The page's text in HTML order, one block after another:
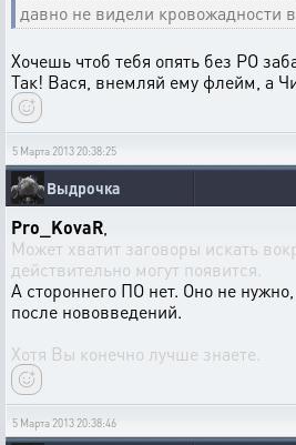
давно не видели кровожадности
Хочешь чтоб тебя опять без РО
Так! Вася, внемляй ему флейм, а
5 Марта 2013 20:38:25
Выдрочка
Pro_KovaR
Может хватит заговоры искать
действительно могут появится.
А стороннего ПО нет. Оно не
после нововведений.
Хотя Вы конечно лучше знаете.
5 Марта 2013 20:38:46